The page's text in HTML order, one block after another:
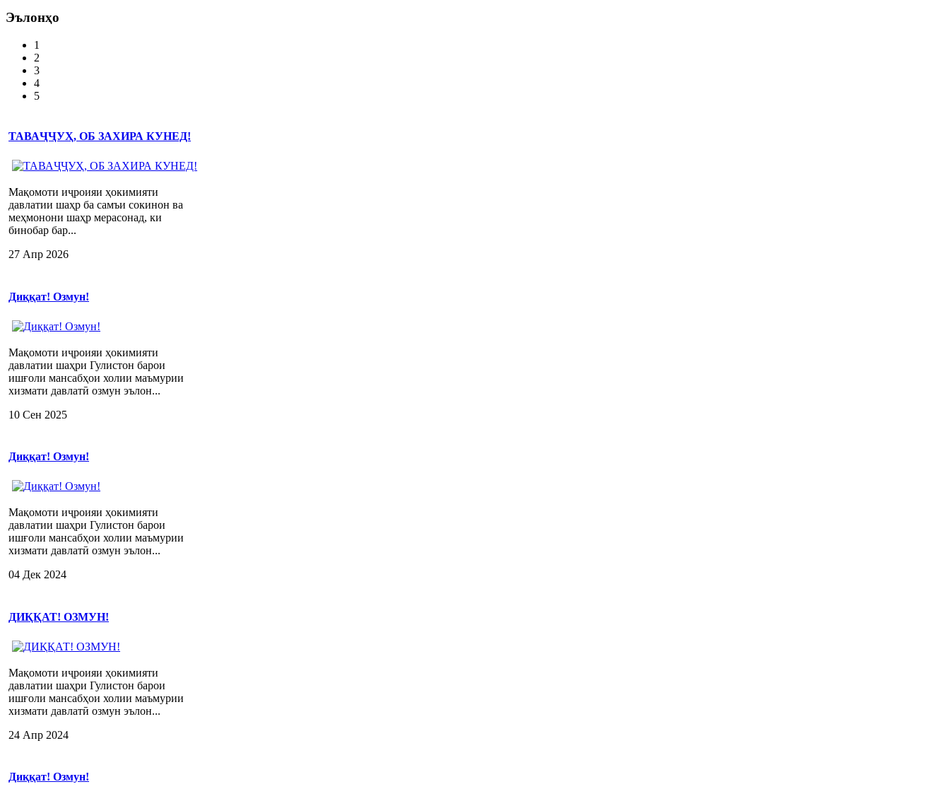
Эълонҳо
1
2
3
4
5
ТАВАҶҶУҲ, ОБ ЗАХИРА КУНЕД!
Мақомоти иҷроияи ҳокимияти
давлатии шаҳр ба самъи сокинон ва
меҳмонони шаҳр мерасонад, ки
бинобар бар...
27 Апр 2026
Диққат! Озмун!
Мақомоти иҷроияи ҳокимияти
давлатии шаҳри Гулистон барои
ишғоли мансабҳои холии маъмурии
хизмати давлатӣ озмун эълон...
10 Сен 2025
Диққат! Озмун!
Мақомоти иҷроияи ҳокимияти
давлатии шаҳри Гулистон барои
ишғоли мансабҳои холии маъмурии
хизмати давлатӣ озмун эълон...
04 Дек 2024
ДИҚҚАТ! ОЗМУН!
Мақомоти иҷроияи ҳокимияти
давлатии шаҳри Гулистон барои
ишғоли мансабҳои холии маъмурии
хизмати давлатӣ озмун эълон...
24 Апр 2024
Диққат! Озмун!